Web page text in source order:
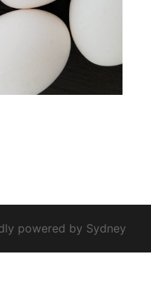
powered by Sydney